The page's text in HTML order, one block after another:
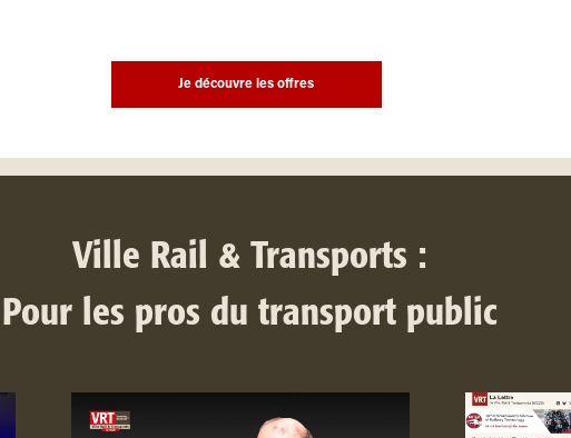
Je découvre les offres
Ville Rail & Transports :
Pour les pros du transport public